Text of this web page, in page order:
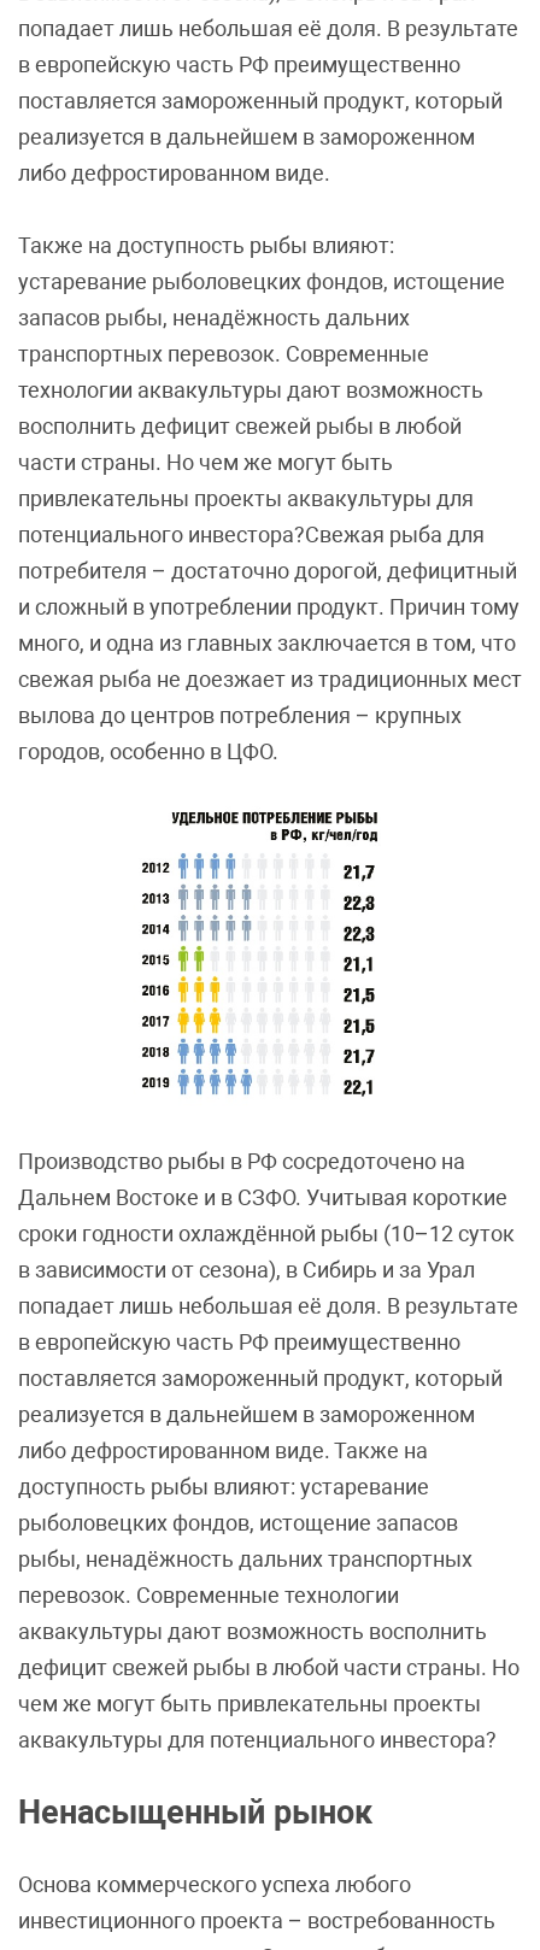
попадает лишь небольшая её доля. В результате
в европейскую часть РФ преимущественно
поставляется замороженный продукт, который
реализуется в дальнейшем в замороженном
либо дефростированном виде.
Также на доступность рыбы влияют:
устаревание рыболовецких фондов, истощение
запасов рыбы, ненадёжность дальних
транспортных перевозок. Современные
технологии аквакультуры дают возможность
восполнить дефицит свежей рыбы в любой
части страны. Но чем же могут быть
привлекательны проекты аквакультуры для
потенциального инвестора?Cвежая рыба для
потребителя – достаточно дорогой, дефицитный
и сложный в употреблении продукт. Причин тому
много, и одна из главных заключается в том, что
свежая рыба не доезжает из традиционных мест
вылова до центров потребления – крупных
городов, особенно в ЦФО.
Производство рыбы в РФ сосредоточено на
Дальнем Востоке и в СЗФО. Учитывая короткие
сроки годности охлаждённой рыбы (10–12 суток
в зависимости от сезона), в Сибирь и за Урал
попадает лишь небольшая её доля. В результате
в европейскую часть РФ преимущественно
поставляется замороженный продукт, который
реализуется в дальнейшем в замороженном
либо дефростированном виде. Также на
доступность рыбы влияют: устаревание
рыболовецких фондов, истощение запасов
рыбы, ненадёжность дальних транспортных
перевозок. Современные технологии
аквакультуры дают возможность восполнить
дефицит свежей рыбы в любой части страны. Но
чем же могут быть привлекательны проекты
аквакультуры для потенциального инвестора?
Ненасыщенный рынок
Основа коммерческого успеха любого
инвестиционного проекта – востребованность